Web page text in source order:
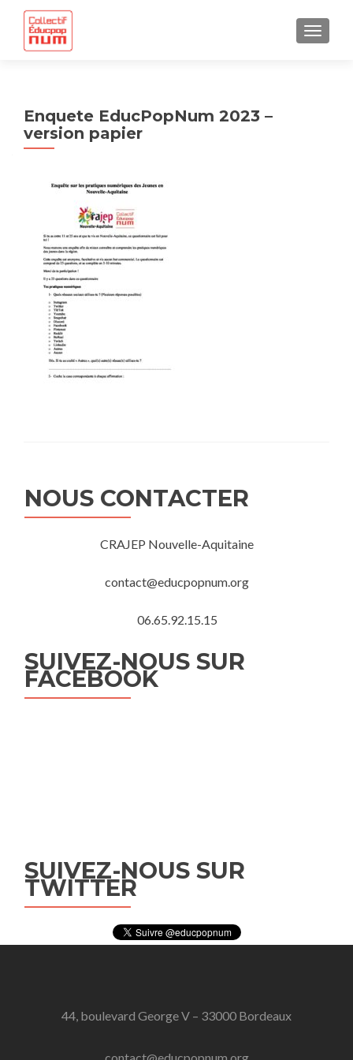
Enquete EducPopNum 2023 –
version papier
NOUS CONTACTER
CRAJEP Nouvelle-Aquitaine
contact@educpopnum.org
06.65.92.15.15
SUIVEZ-NOUS SUR
FACEBOOK
SUIVEZ-NOUS SUR
TWITTER
44, boulevard George V – 33000 Bordeaux